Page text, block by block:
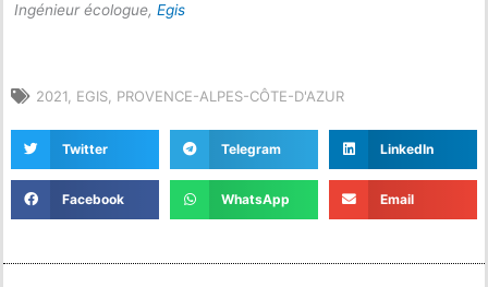
Ingénieur écologue, Egis
2021 EGIS PROVENCE-ALPES-CÔTE-D'AZUR
Twitter Telegram LinkedIn
Facebook WhatsApp Email